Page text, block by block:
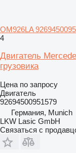
OM926LA
4
Двигатель
грузовика
Цена по запросу
Двигатель
92694500951579
Германия, Munich
LKW Lasic GmbH
Связаться с